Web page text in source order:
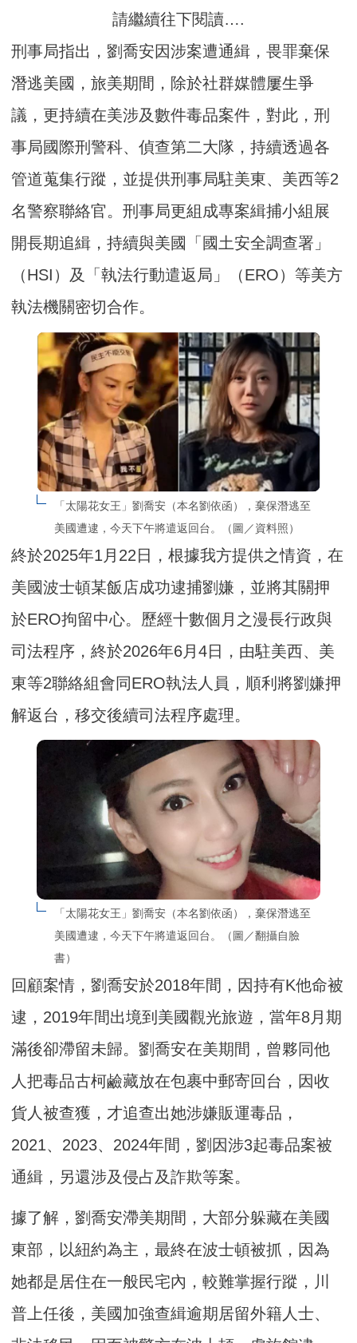
請繼續往下閱讀….
刑事局指出，劉喬安因涉案遭通緝，畏罪棄保
潛逃美國，旅美期間，除於社群媒體屢生爭
議，更持續在美涉及數件毒品案件，對此，刑
事局國際刑警科、偵查第二大隊，持續透過各
管道蒐集行蹤，並提供刑事局駐美東、美西等2
名警察聯絡官。刑事局更組成專案緝捕小組展
開長期追緝，持續與美國「國土安全調查署」
（HSI）及「執法行動遣返局」（ERO）等美方
執法機關密切合作。
「太陽花女王」劉喬安（本名劉依函），棄保潛逃至
美國遭逮，今天下午將遣返回台。（圖／資料照）
終於2025年1月22日，根據我方提供之情資，在
美國波士頓某飯店成功逮捕劉嫌，並將其關押
於ERO拘留中心。歷經十數個月之漫長行政與
司法程序，終於2026年6月4日，由駐美西、美
東等2聯絡組會同ERO執法人員，順利將劉嫌押
解返台，移交後續司法程序處理。
「太陽花女王」劉喬安（本名劉依函），棄保潛逃至
美國遭逮，今天下午將遣返回台。（圖／翻攝自臉
書）
回顧案情，劉喬安於2018年間，因持有K他命被
逮，2019年間出境到美國觀光旅遊，當年8月期
滿後卻滯留未歸。劉喬安在美期間，曾夥同他
人把毒品古柯鹼藏放在包裹中郵寄回台，因收
貨人被查獲，才追查出她涉嫌販運毒品，
2021、2023、2024年間，劉因涉3起毒品案被
通緝，另還涉及侵占及詐欺等案。
據了解，劉喬安滯美期間，大部分躲藏在美國
東部，以紐約為主，最終在波士頓被抓，因為
她都是居住在一般民宅內，較難掌握行蹤，川
普上任後，美國加強查緝逾期居留外籍人士、